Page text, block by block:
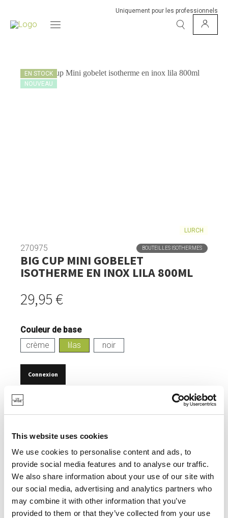
This website uses cookies
We use cookies to personalise content and ads, to
provide social media features and to analyse our traffic.
We also share information about your use of our site with
our social media, advertising and analytics partners who
may combine it with other information that you’ve
provided to them or that they’ve collected from your use
Uniquement pour les professionnels
EN STOCK
NOUVEAU
LURCH
270975 BOUTEILLES ISOTHERMES
BIG CUP MINI GOBELET
ISOTHERME EN INOX LILA 800ML
29,95 €
Couleur de base
crème
lilas noir
Connexion
ACIER INOXYDABLE.
GARDE LES BOISSONS FROIDES JUSQU'À 12 HEURES.
POIGNÉE PRATIQUE POUR GAUCHERS ET DROITIERS.
PAILLE INTÉGRÉE.
SANS FUITE.